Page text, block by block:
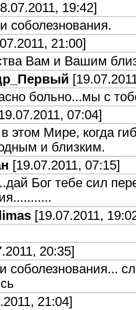
19:42]
соболезнования.
21:00]
Вам и Вашим
больно...мы с
07:04]
этом Мире, когда
и близким.
[19.07.2011, 07:15]
Бог тебе сил
[19.07.2011,
20:35]
21:04]